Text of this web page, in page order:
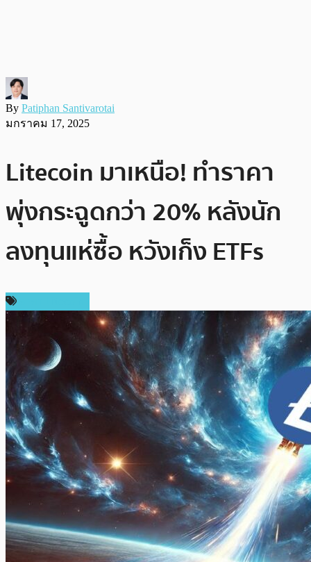
By Patiphan Santivarotai
มกราคม 17, 2025
Litecoin มาเหนือ! ทำราคา
พุ่งกระฉูดกว่า 20% หลังนัก
ลงทุนแห่ซื้อ หวังเก็ง ETFs